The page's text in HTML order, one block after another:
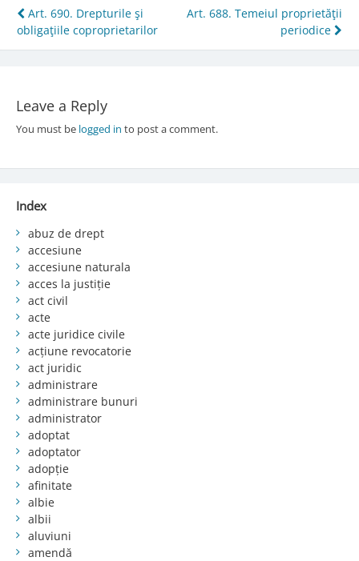
Post
navigation
Art. 690. Drepturile şi
obligaţiile coproprietarilor
Art. 688. Temeiul proprietăţii
periodice
Leave a Reply
You must be logged in to post a comment.
Index
abuz de drept
accesiune
accesiune naturala
acces la justiție
act civil
acte
acte juridice civile
acțiune revocatorie
act juridic
administrare
administrare bunuri
administrator
adoptat
adoptator
adopție
afinitate
albie
albii
aluviuni
amendă